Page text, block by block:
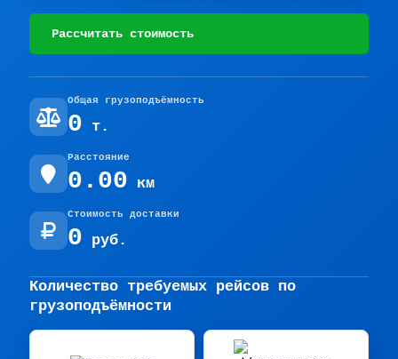
Рассчитать стоимость
Общая грузоподъёмность
0 т.
Расстояние
0.00 км
Стоимость доставки
0 руб.
Количество требуемых рейсов по
грузоподъёмности